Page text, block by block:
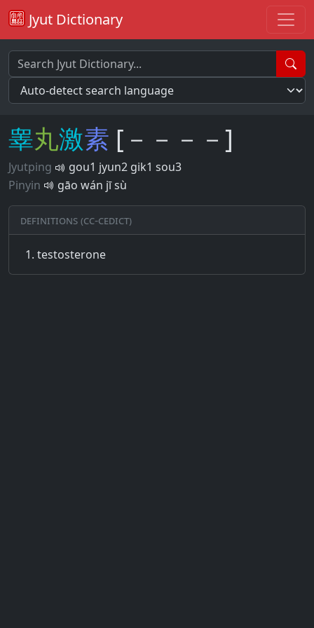
Jyut Dictionary
睾丸激素 [－－－－]
Jyutping
gou1 jyun2 gik1 sou3
Pinyin
gāo wán jī sù
Definitions (CC-CEDICT)
testosterone